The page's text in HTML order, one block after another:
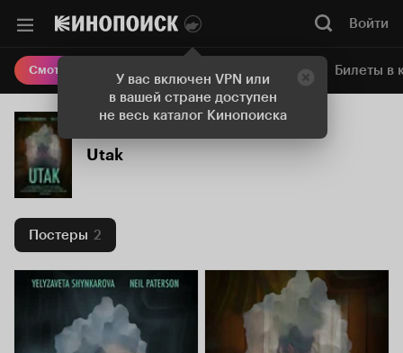
У вас включен VPN или
в вашей стране доступен
не весь каталог Кинопоиска
Войти
Смотреть кино Онлайн-кинотеатр Билеты в
Utak
Постеры 2